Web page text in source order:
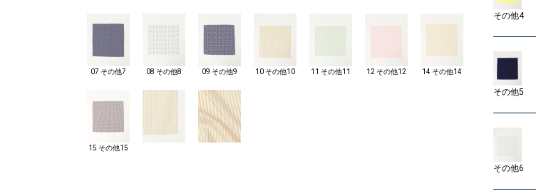
07 その他7 08 その他8 09 その他9 10 その他10 11 その他11 12 その他12 14 その他14
15 その他15
その他4
その他5
その他6